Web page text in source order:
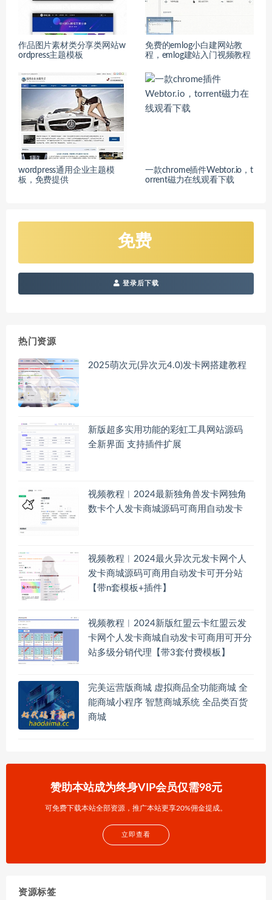
作品图片素材类分享类网站w
ordpress主题模板
免费的emlog小白建网站教
程，emlog建站入门视频教程
wordpress通用企业主题模
板，免费提供
一款chrome插件Webtor.io，t
orrent磁力在线观看下载
免费
登录后下载
热门资源
2025萌次元(异次元4.0)发卡网搭建教程
新版超多实用功能的彩虹工具网站源码
全新界面 支持插件扩展
视频教程︱2024最新独角兽发卡网独角
数卡个人发卡商城源码可商用自动发卡
视频教程︱2024最火异次元发卡网个人
发卡商城源码可商用自动发卡可开分站
【带n套模板+插件】
视频教程︱2024新版红盟云卡红盟云发
卡网个人发卡商城自动发卡可商用可开分
站多级分销代理【带3套付费模板】
完美运营版商城 虚拟商品全功能商城 全
能商城小程序 智慧商城系统 全品类百货
商城
赞助本站成为终身VIP会员仅需98元
可免费下载本站全部资源，推广本站更享20%佣金提成。
立即查看
资源标签